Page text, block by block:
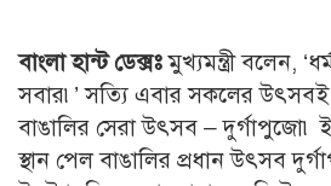
বাংলা হান্ট ডেক্সঃমুখ্যমন্ত্রী বলেন,
সবার৷’ সত্যি এবার সকলের
বাঙালির সেরা উৎসব – দুর্গাপুজো৷
স্থান পেল বাঙালির প্রধান উৎসব